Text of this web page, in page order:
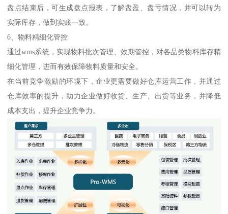
盘点结束后，可生成盘点报表，了解盘盈、盘亏情况，并可以转为
实际库存，做到实账一致。
6、物料精细化管控
通过wms系统，实现物料批次管理、效期管控，对各品类物料库存精
细化管理，进而有效保障物料质量和安全。
在当前竞争激励的环境下，企业更需要做好仓库运营工作，并通过
仓库效率的提升，助力企业做好收货、生产、出货等业务，并降低
成本支出，提升企业竞争力。